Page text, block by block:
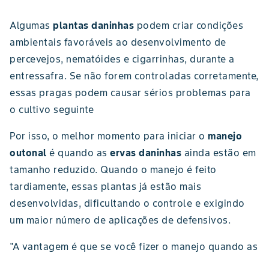
Algumas plantas daninhas podem criar condições
ambientais favoráveis ao desenvolvimento de
percevejos, nematóides e cigarrinhas, durante a
entressafra. Se não forem controladas corretamente,
essas pragas podem causar sérios problemas para
o cultivo seguinte
Por isso, o melhor momento para iniciar o manejo
outonal é quando as ervas daninhas ainda estão em
tamanho reduzido. Quando o manejo é feito
tardiamente, essas plantas já estão mais
desenvolvidas, dificultando o controle e exigindo
um maior número de aplicações de defensivos.
"A vantagem é que se você fizer o manejo quando as